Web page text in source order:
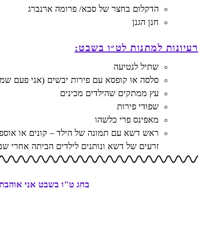
הדקלום בחצר של סבא/ פרומה ארנברג
חנן הגנן
רעיונות למתנות לט״ו בשבט:
שתיל לנטיעה
סלסה או קופסא עם פירות יבשים (אני פעם
עץ ממתקים שהילדים מכינים
שפודי פירות
מאפינס פרי כלשהו
ראש דשא עם תמונה של הילד – קונים או
זרעים של דשא ונותנים לילדים הביתה אחרי
בחג ט"ו בשבט אני אוהבת